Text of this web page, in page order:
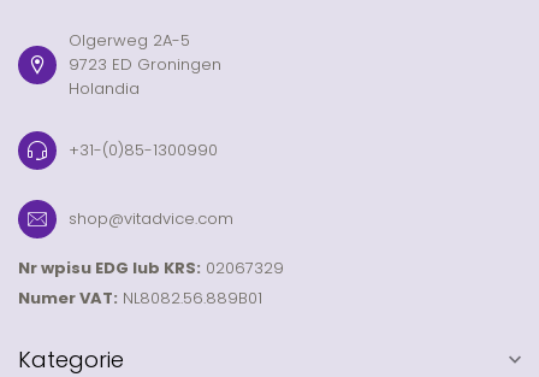
Olgerweg 2A-5
9723 ED Groningen
Holandia
+31-(0)85-1300990
shop@vitadvice.com
Nr wpisu EDG lub KRS: 02067329
Numer VAT: NL8082.56.889B01
Kategorie